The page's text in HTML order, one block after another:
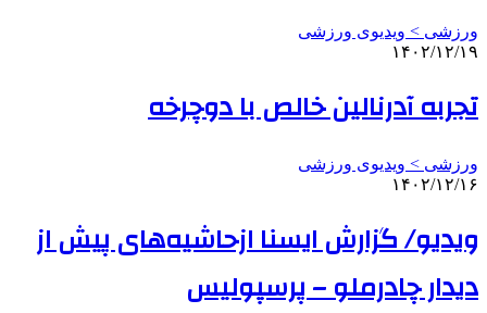
ورزشی > ویدیوی ورزشی
۱۴۰۲/۱۲/۱۹
تجربه آدرنالین خالص با دوچرخه
ورزشی > ویدیوی ورزشی
۱۴۰۲/۱۲/۱۶
ویدیو/ گزارش ایسنا ازحاشیه‌های پیش از
دیدار چادرملو – پرسپولیس